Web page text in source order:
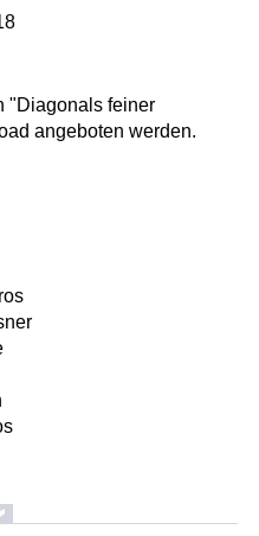
"Diagonals feiner
angeboten werden.
Strecker/1893 - 1981